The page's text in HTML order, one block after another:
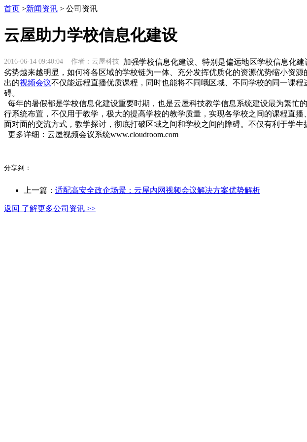
首页 >新闻资讯 > 公司资讯
云屋助力学校信息化建设
2016-06-14 09:40:04 作者：云屋科技 加强学校信息化建设、特别是偏远地区学校信息化
劣势越来越明显，如何将各区域的学校链为一体、充分发挥优质化的资源优势缩小资
出的视频会议不仅能远程直播优质课程，同时也能将不同哦区域、不同学校的同一课
碍。
每年的暑假都是学校信息化建设重要时期，也是云屋科技教学信息系统建设最为繁忙
行系统布置，不仅用于教学，极大的提高学校的教学质量，实现各学校之间的课程直
面对面的交流方式，教学探讨，彻底打破区域之间和学校之间的障碍。不仅有利于学
更多详细：云屋视频会议系统www.cloudroom.com
分享到：
上一篇： 适配高安全政企场景：云屋内网视频会议解决方案优势解析
返回 了解更多公司资讯 >>